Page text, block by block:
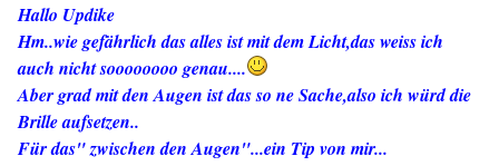
Hallo Updike
Hm..wie gefährlich das alles ist mit dem Licht,das weiss ich
auch nicht soooooooo genau....
Aber grad mit den Augen ist das so ne Sache,also ich würd die
Brille aufsetzen..
Für das" zwischen den Augen"...ein Tip von mir...